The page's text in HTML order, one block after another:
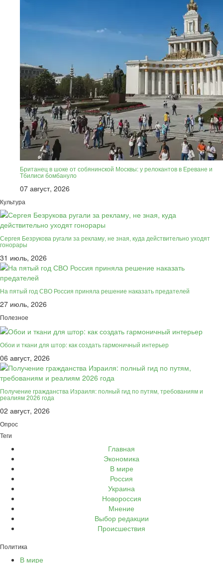
Британец в шоке от собянинской Москвы: у релокантов в Ереване и
Тбилиси бомбануло
07 август, 2026
Культура
Сергея Безрукова ругали за рекламу, не зная, куда действительно уходят
гонорары
31 июль, 2026
На пятый год СВО Россия приняла решение наказать предателей
27 июль, 2026
Полезное
Обои и ткани для штор: как создать гармоничный интерьер
06 август, 2026
Получение гражданства Израиля: полный гид по путям, требованиям и
реалиям 2026 года
02 август, 2026
Опрос
Теги
Главная
Экономика
В мире
Россия
Украина
Новороссия
Мнение
Выбор редакции
Происшествия
Политика
В мире